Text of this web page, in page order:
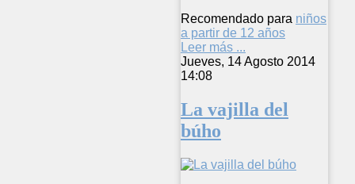
Recomendado para niños
a partir de 12 años
Leer más ...
Jueves, 14 Agosto 2014
14:08
La vajilla del
búho